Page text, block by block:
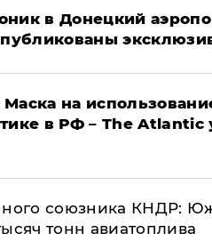
в Донецкий
на
в РФ – The Atlantic
союзника КНДР:
тонн авиатоплива